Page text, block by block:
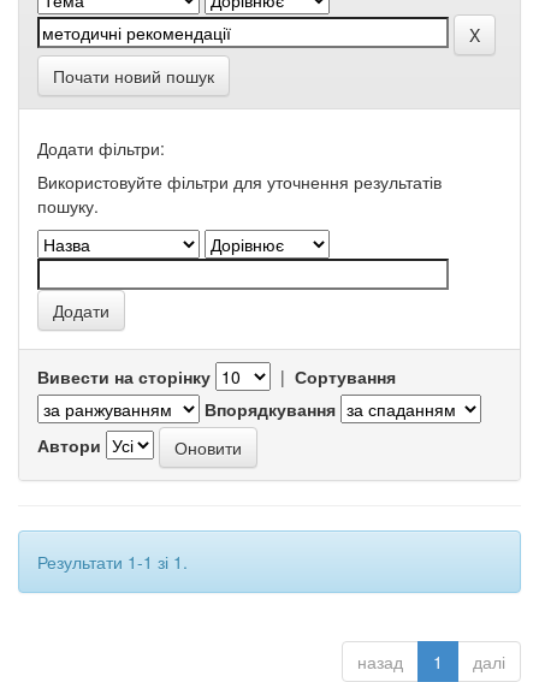
Почати новий пошук
Додати фільтри:
Використовуйте фільтри для уточнення результатів
пошуку.
Вивести на сторінку | Сортування
Впорядкування
Автори
Результати 1-1 зі 1.
назад 1 далі